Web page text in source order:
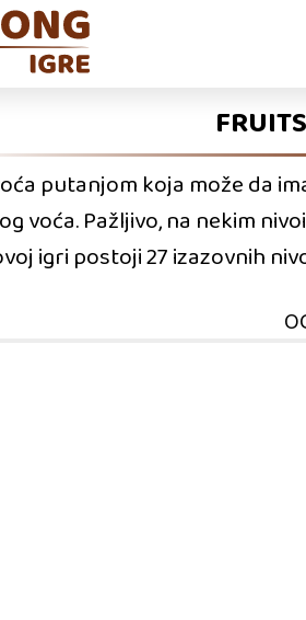
putanjom koja može da
voća. Pažljivo, na nekim
igri postoji 27 izazovnih